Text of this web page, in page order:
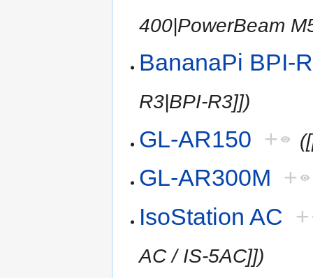
400|PowerBeam
BananaPi BPI-
R3|BPI-R3]])
GL-AR150 +
GL-AR300M +
IsoStation AC +
AC / IS-5AC]])